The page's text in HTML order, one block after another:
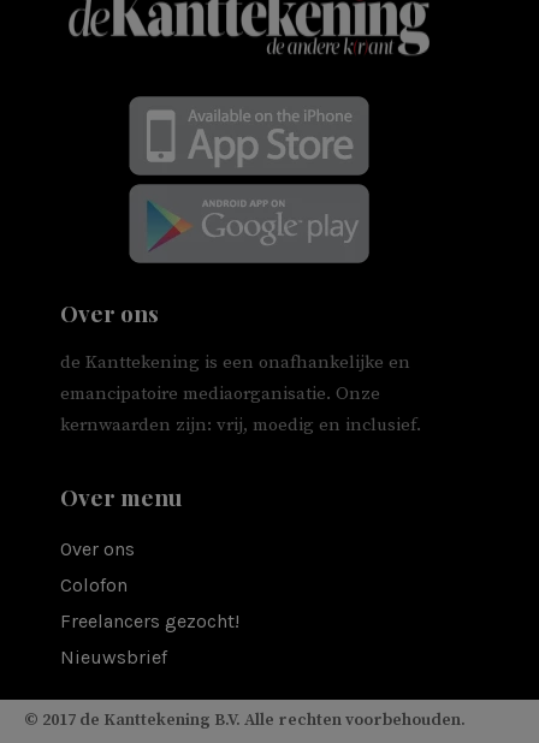
Over ons
de Kanttekening is een onafhankelijke en
emancipatoire mediaorganisatie. Onze
kernwaarden zijn: vrij, moedig en inclusief.
Over menu
Over ons
Colofon
Freelancers gezocht!
Nieuwsbrief
© 2017 de Kanttekening B.V. Alle rechten voorbehouden.